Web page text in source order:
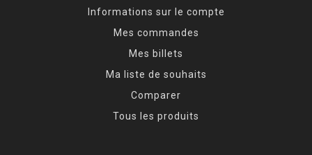
Informations sur le compte
Mes commandes
Mes billets
Ma liste de souhaits
Comparer
Tous les produits